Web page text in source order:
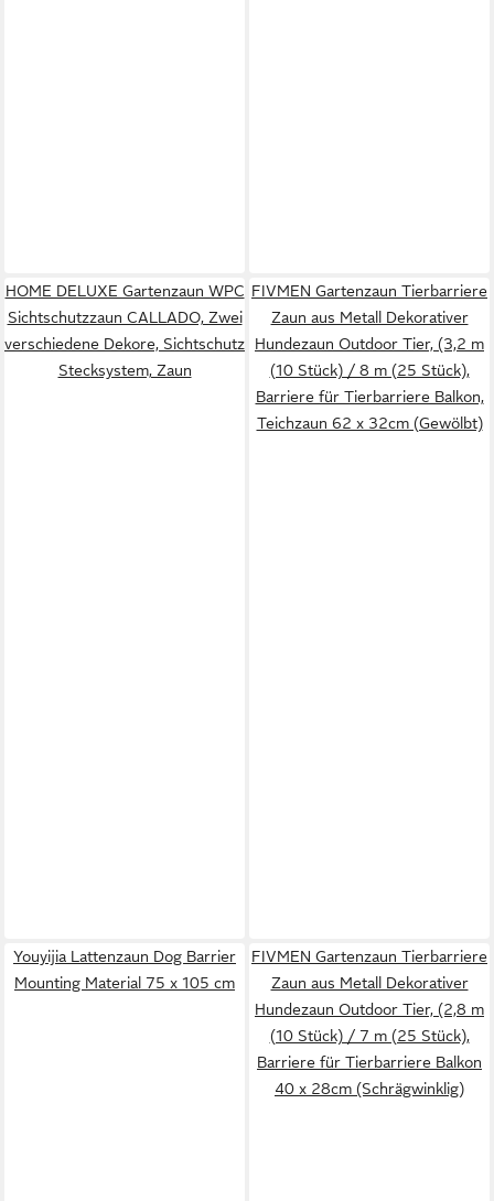
HOME DELUXE Gartenzaun WPC
Sichtschutzzaun CALLADO, Zwei
verschiedene Dekore, Sichtschutz
Stecksystem, Zaun
FIVMEN Gartenzaun Tierbarriere
Zaun aus Metall Dekorativer
Hundezaun Outdoor Tier, (3,2 m
(10 Stück) / 8 m (25 Stück),
Barriere für Tierbarriere Balkon,
Teichzaun 62 x 32cm (Gewölbt)
Youyijia Lattenzaun Dog Barrier
Mounting Material 75 x 105 cm
FIVMEN Gartenzaun Tierbarriere
Zaun aus Metall Dekorativer
Hundezaun Outdoor Tier, (2,8 m
(10 Stück) / 7 m (25 Stück),
Barriere für Tierbarriere Balkon
40 x 28cm (Schrägwinklig)